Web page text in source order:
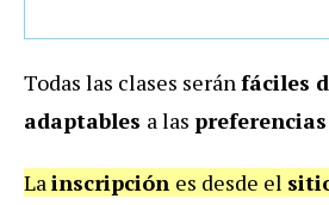
Todas las clases seránfáciles
adaptables a las preferencias
Lainscripción es desde el